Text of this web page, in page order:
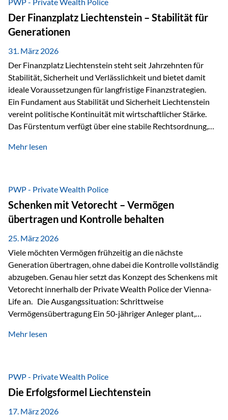
heißt das:Diese Gelder gehören im Konkursfall nicht zur
allgemeinen Konkursmasse, sondern werden ausschließlich
zur Erfüllung…
Der Finanzplatz Liechtenstein – Stabilität für
Generationen
31. März 2026
Der Finanzplatz Liechtenstein steht seit Jahrzehnten für
Stabilität, Sicherheit und Verlässlichkeit und bietet damit
ideale Voraussetzungen für langfristige Finanzstrategien.
Ein Fundament aus Stabilität und Sicherheit Liechtenstein
vereint politische Kontinuität mit wirtschaftlicher Stärke.
Das Fürstentum verfügt über eine stabile Rechtsordnung,
monarchischen Elementen basiert. Diese Struktur schafft
und Unternehmen. Ein wesentliches Merkmal ist die
Staatsfinanzierung: Liechtenstein weist keine
Staatsschulden auf, und der Schutz der wirtschaftlichen
Interessen der Bevölkerung ist in der Verfassung verankert.
Besonders hervorzuheben ist hierbei Artikel 14 der
liechtensteinischen Verfassung. Darin…
Mehr lesen
PWP - Private Wealth Police
Schenken mit Vetorecht – Vermögen
übertragen und Kontrolle behalten
25. März 2026
Viele möchten Vermögen frühzeitig an die nächste
Generation übertragen, ohne dabei die Kontrolle vollständig
abzugeben. Genau hier setzt das Konzept des Schenkens mit
Vetorecht innerhalb der Private Wealth Police der Vienna-
Life an. Die Ausgangssituation: Schrittweise
Vermögensübertragung Ein 50-jähriger Anleger plant,
der steuerliche Freibetrag optimal genutzt werden, sondern
strukturierte, langfristige Vermögensübertragung, ohne die
Kontrolle vollständig aus der Hand zu geben. Die Lösung:
Abschmelzung mit Vetorecht Die Umsetzung erfolgt über die
Private Wealth Police…
Mehr lesen
PWP - Private Wealth Police
Die Erfolgsformel Liechtenstein
17. März 2026